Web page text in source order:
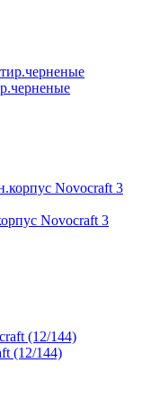
Novocraft 3
(12/144)